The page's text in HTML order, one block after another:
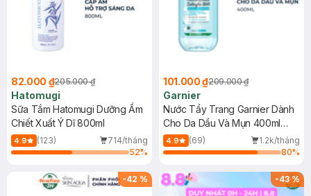
82.000 ₫205.000 ₫
Hatomugi
Sữa Tắm Hatomugi Dưỡng Ẩm
Chiết Xuất Ý Dĩ 800ml
4.9 (123)
714/tháng
52%
101.000 ₫209.000 ₫
Garnier
Nước Tẩy Trang Garnier Dành
Cho Da Dầu Và Mụn 400ml
(Mới)
4.9 (69)
1.2k/tháng
80%
-42 % -43%